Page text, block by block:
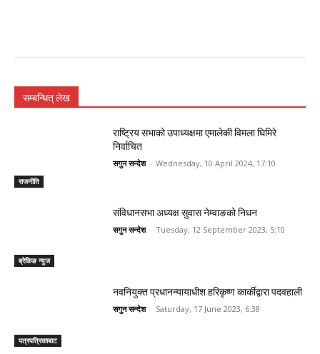
सम्बन्धित् लेख
राजनीति
राष्ट्रिय सभाको उपाध्यक्षमा एमालेकी विमला घिमिरे
निर्वाचित
सगुन सन्देश - Wednesday, 10 April 2024, 17:10
ब्रेकिङ न्युज
संविधानसभा अध्यक्ष सुवास नेम्वाङको निधन
सगुन सन्देश - Tuesday, 12 September 2023, 5:10
पत्रपत्रिकाबाट
नवनियुक्त प्रधानन्यायाधीश हरिकृष्ण कार्कीद्वारा पदवहाली
सगुन सन्देश - Saturday, 17 June 2023, 6:38